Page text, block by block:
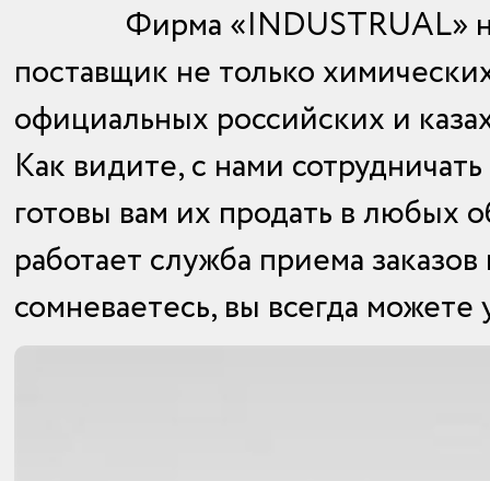
Фирма «INDUSTRUAL»
поставщик не только
официальных российских и
Как видите, с нами
готовы вам их продать в любых
работает служба приема
сомневаетесь, вы всегда